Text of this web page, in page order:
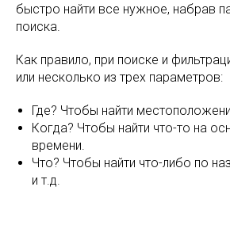
быстро найти все нужное, набрав
поиска.
Как правило, при поиске и
или несколько из трех параметров:
Где? Чтобы найти
Когда? Чтобы найти что-то на
времени.
Что? Чтобы найти что-либо по
и т.д.